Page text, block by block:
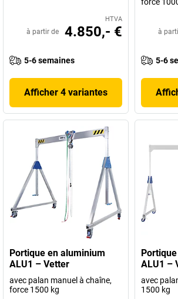
HTVA
à partir de 4.850,- €
5-6 semaines
Afficher 4 variantes
à
5-6
Portique en aluminium
ALU1 – Vetter
avec palan manuel à chaîne,
force 1500 kg
ALU1 –
avec
1500 kg